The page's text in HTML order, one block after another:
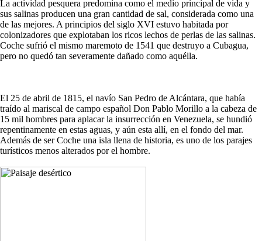
La actividad pesquera predomina como el medio principal de vida y
sus salinas producen una gran cantidad de sal, considerada como una
de las mejores. A principios del siglo XVI estuvo habitada por
colonizadores que explotaban los ricos lechos de perlas de las salinas.
Coche sufrió el mismo maremoto de 1541 que destruyo a Cubagua,
pero no quedó tan severamente dañado como aquélla.
El 25 de abril de 1815, el navío San Pedro de Alcántara, que había
traído al mariscal de campo español Don Pablo Morillo a la cabeza de
15 mil hombres para aplacar la insurrección en Venezuela, se hundió
repentinamente en estas aguas, y aún esta allí, en el fondo del mar.
Además de ser Coche una isla llena de historia, es uno de los parajes
turísticos menos alterados por el hombre.